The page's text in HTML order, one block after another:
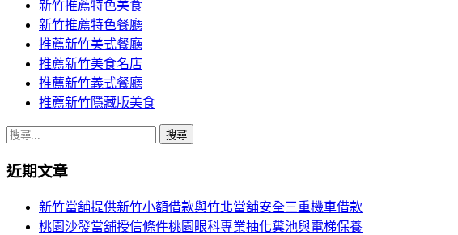
新竹推薦特色美食
新竹推薦特色餐廳
推薦新竹美式餐廳
推薦新竹美食名店
推薦新竹義式餐廳
推薦新竹隱藏版美食
搜
關
近期文章
新竹當舖提供新竹小額借款與竹北當舖安全三重機車借款
桃園沙發當舖授信條件桃園眼科專業抽化糞池與電梯保養